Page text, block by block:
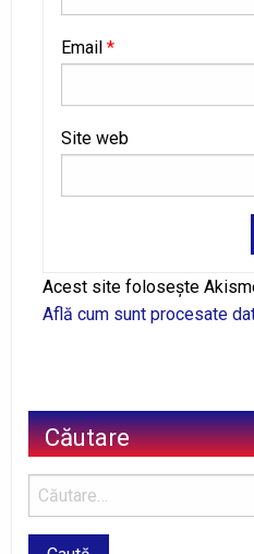
Email *
Site web
Alternative:
Acest site folosește
Află cum sunt procesate
Căutare